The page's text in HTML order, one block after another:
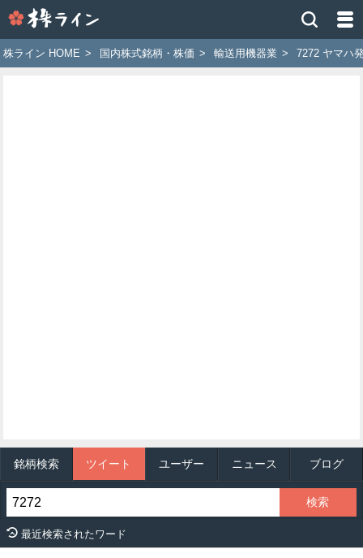
イ
ン
株ライン HOME > 国内株式銘柄・株価 > 輸送用機器業 > 7272 ヤマハ
銘柄検索 ツイート ユーザー ニュース ブログ
最近検索されたワード